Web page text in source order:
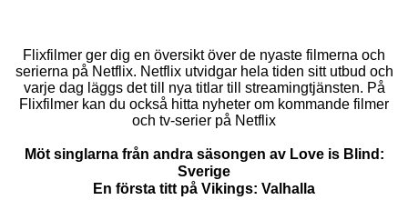
Flixfilmer ger dig en översikt över de nyaste filmerna och
serierna på Netflix. Netflix utvidgar hela tiden sitt utbud och
varje dag läggs det till nya titlar till streamingtjänsten. På
Flixfilmer kan du också hitta nyheter om kommande filmer
och tv-serier på Netflix
Möt singlarna från andra säsongen av Love is Blind:
Sverige
En första titt på Vikings: Valhalla